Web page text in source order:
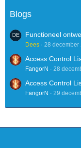
Blogs
Functioneel
Dees 28 december
Access Control
FangorN 28
Access Control
FangorN 29